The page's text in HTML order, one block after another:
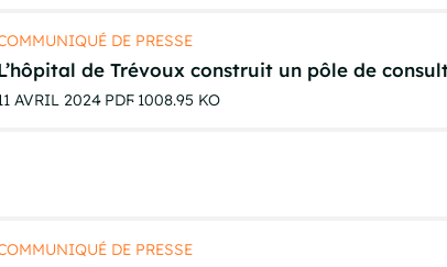
DE PRESSE
de Trévoux construit un pôle de
AVRIL 2024 PDF 1008.95 KO
DE PRESSE